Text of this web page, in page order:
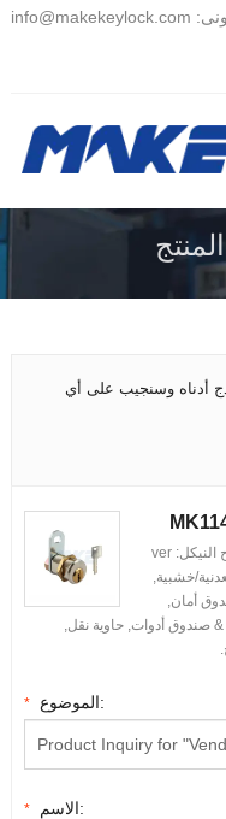
info@makekeylock.com
أدناه وسنجيب على أي
النيكل: ver
خشبية,
أمان,
صندوق أدوات, حاوية نقل,
* الموضوع:
* الاسم: